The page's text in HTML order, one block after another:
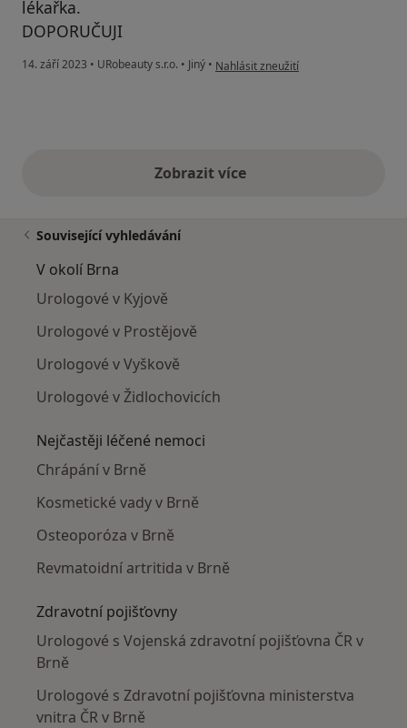
lékařka.
DOPORUČUJI
14. září 2023 • URobeauty s.r.o. • Jiný • podle názoru uživatele IS
Nahlásit zneužití
Zobrazit vícevýše uvedené názory
Související vyhledávání
V okolí Brna
Urologové v Kyjově
Urologové v Prostějově
Urologové v Vyškově
Urologové v Židlochovicích
Nejčastěji léčené nemoci
Chrápání v Brně
Kosmetické vady v Brně
Osteoporóza v Brně
Revmatoidní artritida v Brně
Zdravotní pojišťovny
Urologové s Vojenská zdravotní pojišťovna ČR v
Brně
Urologové s Zdravotní pojišťovna ministerstva
vnitra ČR v Brně